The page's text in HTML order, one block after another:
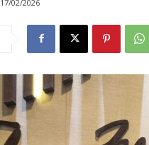
17/02/2026